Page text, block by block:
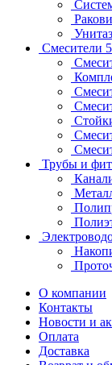
Смесители
Трубы и
О компании
Контакты
Новости и
Оплата
Доставка